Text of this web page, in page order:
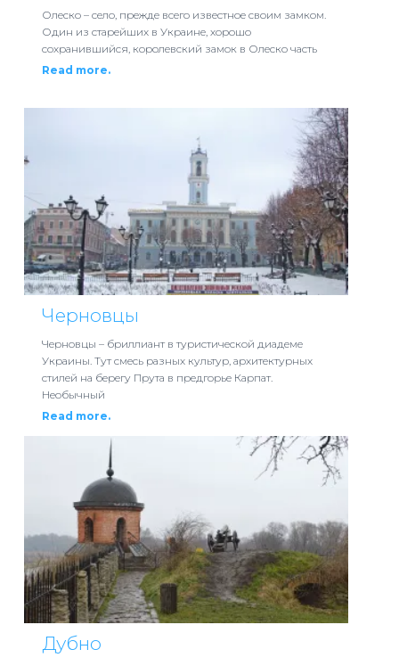
Олеско – село, прежде всего известное своим замком.
Один из старейших в Украине, хорошо
сохранившийся, королевский замок в Олеско часть
Read more.
Черновцы
Черновцы – бриллиант в туристической диадеме
Украины. Тут смесь разных культур, архитектурных
стилей на берегу Прута в предгорье Карпат.
Необычный
Read more.
Дубно